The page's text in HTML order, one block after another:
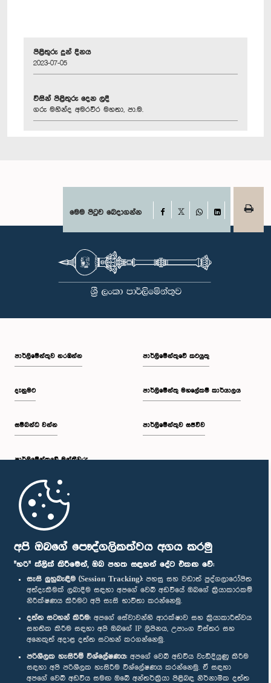
අපි ඔබගේ පෞද්ගලිකත්වය අගය කරමු
"හරි" ක්ලික් කිරීමෙන්, ඔබ පහත සඳහන් දේට එකඟ වේ:
සැසි ලුහුබැඳීම (Session Tracking): පහසු සහ වඩාත් පුද්ගලාරෝපිත
අත්දැකීමක් ලබාදීම සඳහා අපගේ වෙබ් අඩවියේ ඔබගේ ක්‍රියාකාරකම්
නිරීක්ෂණය කිරීමට අපි සැසි භාවිතා කරන්නෙමු.
දත්ත සටහන් කිරීම: අපගේ සේවාවන්හි ආරක්ෂාව සහ ක්‍රියාකාරීත්වය
සහතික කිරීම සඳහා අපි ඔබගේ IP ලිපිනය, උපාංග විස්තර සහ
අනෙකුත් අදාළ දත්ත සටහන් කරගන්නෙමු.
පරිශීලක හැසිරීම් විශ්ලේෂණය: අපගේ වෙබ් අඩවිය වැඩිදියුණු කිරීම
සඳහා අපි පරිශීලක හැසිරීම විශ්ලේෂණය කරන්නෙමු. ඒ සඳහා
අපගේ වෙබ් අඩවිය සමඟ ඔබේ අන්තර්ක්‍රියා පිළිබඳ නිර්නාමික දත්ත
පිළිතුරු දුන් දිනය
2023-07-05
විසින් පිළිතුරු දෙන ලදී
ගරු මහින්ද අමරවීර මහතා, පා.ම.
මෙම පිටුව බෙදාගන්න Facebook
WhatsAppLinkedIn
පාර්ලි‌මේන්තුව නරඹන්න
දැනුමට
සම්බන්ධ වන්න
පාර්ලි‌මේන්තුවේ මන්ත්‍රීවරු
මුල් පිටුව
පාර්ලිමේන්තුවේ කටයුතු
පාර්ලිමේන්තු මහලේකම් කාර්යාලය
පාර්ලිමේන්තුව සජීවීව
පාර්ලිමේන්තු ජංගම යෙදුම
අප හා සම්බන්ධ වී සිටින්න :
සම්මාන